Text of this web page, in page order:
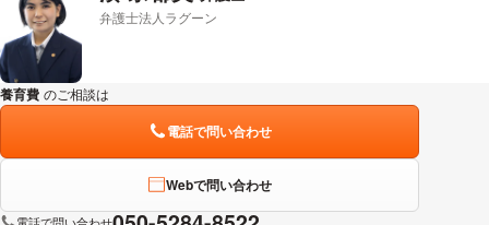
弁護士法人ラグーン
養育費 のご相談は
電話で問い合わせ
Webで問い合わせ